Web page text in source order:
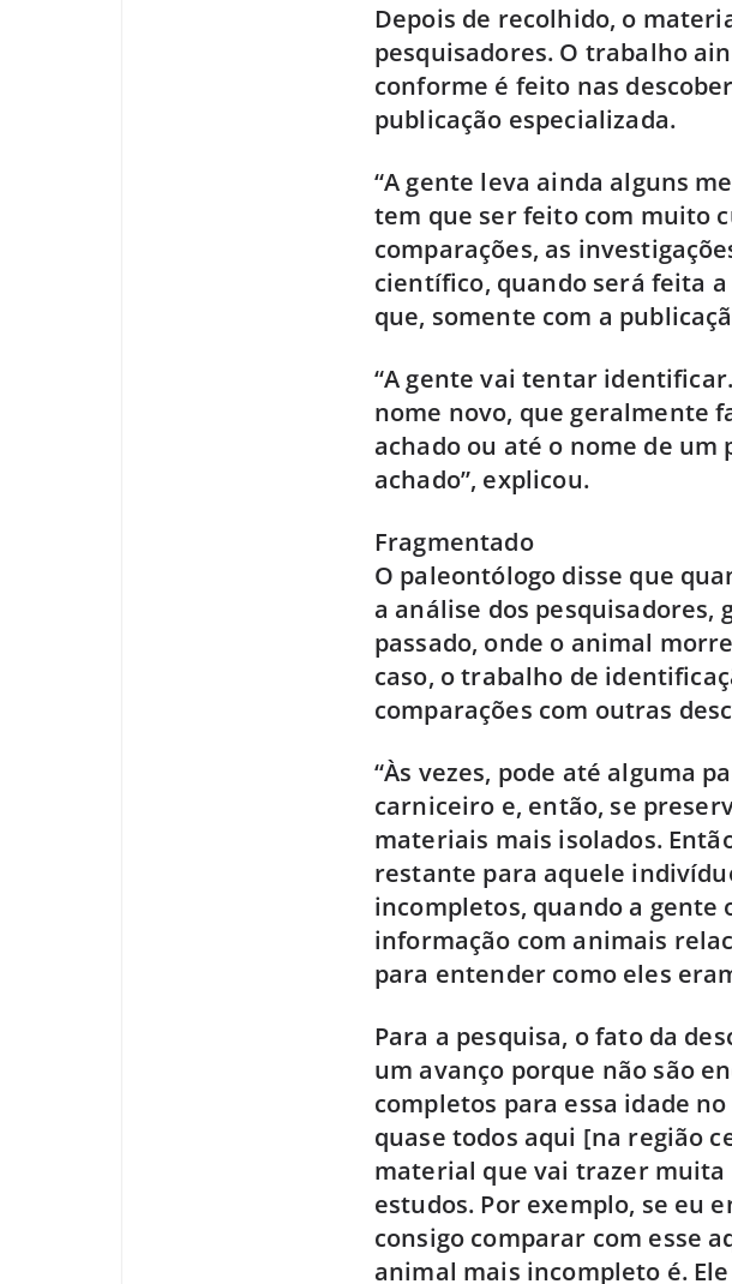
Depois de recolhido, o
pesquisadores. O trabalho
conforme é feito nas
publicação especializada.
“A gente leva ainda alguns
tem que ser feito com muito
comparações, as
científico, quando será feita
que, somente com a
“A gente vai tentar
nome novo, que geralmente
achado ou até o nome de
achado”, explicou.
Fragmentado
O paleontólogo disse que
a análise dos
passado, onde o animal
caso, o trabalho de
comparações com outras
“Às vezes, pode até alguma
carniceiro e, então, se
materiais mais isolados.
restante para aquele
incompletos, quando a gente
informação com animais
para entender como eles
Para a pesquisa, o fato da
um avanço porque não são
completos para essa idade
quase todos aqui [na região
material que vai trazer
estudos. Por exemplo, se eu
consigo comparar com esse
animal mais incompleto é.